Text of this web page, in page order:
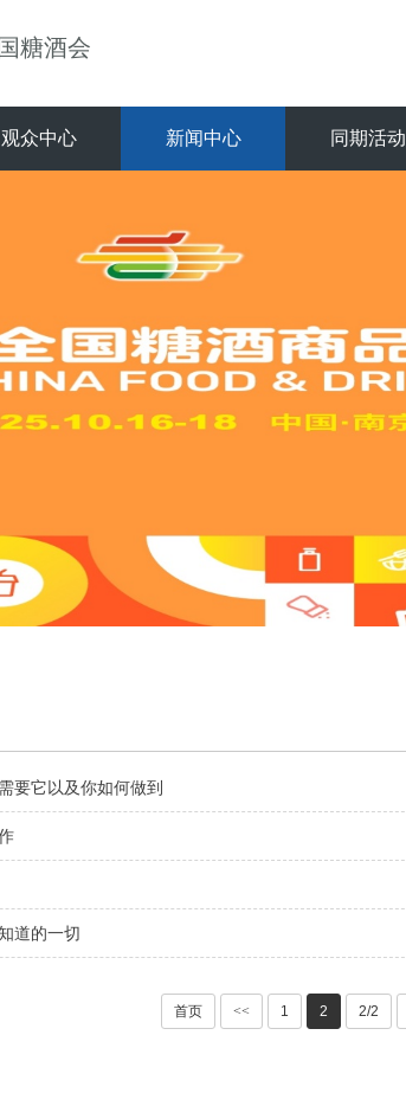
糖酒会
观众中心 新闻中心 同期活动
要它以及你如何做到
道的一切
首页 << 1 2 2/2